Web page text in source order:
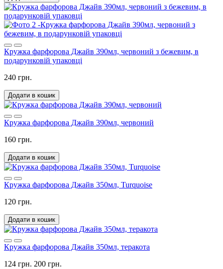
Кружка фарфорова Джайв 390мл, червоний з бежевим, в
подарунковій упаковці
240 грн.
Додати в кошик
Кружка фарфорова Джайв 390мл, червоний
160 грн.
Додати в кошик
Кружка фарфорова Джайв 350мл, Turquoise
120 грн.
Додати в кошик
Кружка фарфорова Джайв 350мл, теракота
124 грн. 200 грн.